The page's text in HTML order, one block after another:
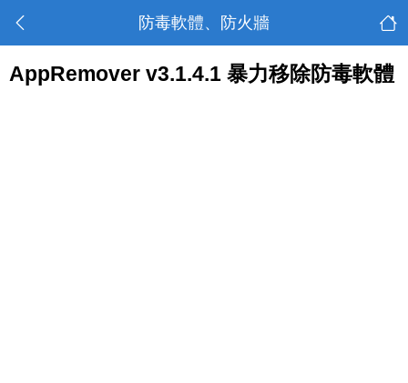
防毒軟體、防火牆
AppRemover v3.1.4.1 暴力移除防毒軟體